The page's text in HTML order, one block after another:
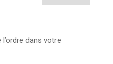
dans votre